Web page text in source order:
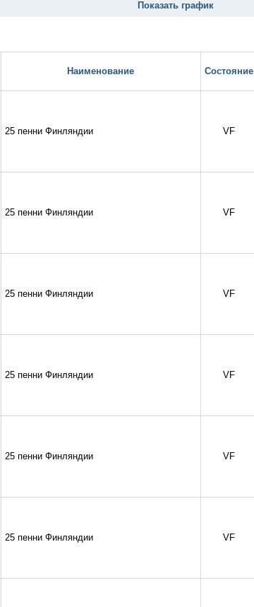
Показать график
Наименование Состояние
25 пенни Финляндии VF
25 пенни Финляндии VF
25 пенни Финляндии VF
25 пенни Финляндии VF
25 пенни Финляндии VF
25 пенни Финляндии VF